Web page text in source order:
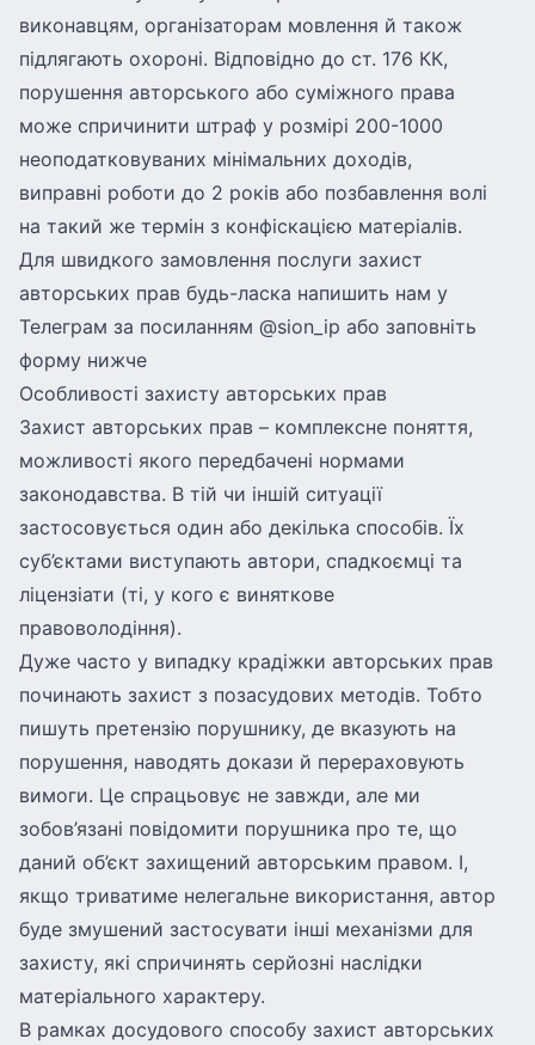
виконавцям, організаторам мовлення й також
підлягають охороні. Відповідно до ст. 176 КК,
порушення авторського або суміжного права
може спричинити штраф у розмірі 200-1000
неоподатковуваних мінімальних доходів,
виправні роботи до 2 років або позбавлення волі
на такий же термін з конфіскацією матеріалів.
Для швидкого замовлення послуги захист
авторських прав будь-ласка напишить нам у
Телеграм за посиланням @sion_ip або заповніть
форму нижче
Особливості захисту авторських прав
Захист авторських прав – комплексне поняття,
можливості якого передбачені нормами
законодавства. В тій чи іншій ситуації
застосовується один або декілька способів. Їх
суб’єктами виступають автори, спадкоємці та
ліцензіати (ті, у кого є виняткове
правоволодіння).
Дуже часто у випадку крадіжки авторських прав
починають захист з позасудових методів. Тобто
пишуть претензію порушнику, де вказують на
порушення, наводять докази й перераховують
вимоги. Це спрацьовує не завжди, але ми
зобов’язані повідомити порушника про те, що
даний об’єкт захищений авторським правом. І,
якщо триватиме нелегальне використання, автор
буде змушений застосувати інші механізми для
захисту, які спричинять серйозні наслідки
матеріального характеру.
В рамках досудового способу захист авторських